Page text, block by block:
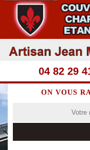
04 82 29
ON VOUS